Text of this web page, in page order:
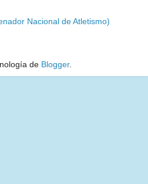
Nacional de Atletismo)
de Blogger.